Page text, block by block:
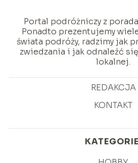
Portal podróżniczy z
Ponadto prezentujemy
świata podróży, radzimy jak
zwiedzania i jak odnaleźć
lokalnej.
REDAKCJA
KONTAKT